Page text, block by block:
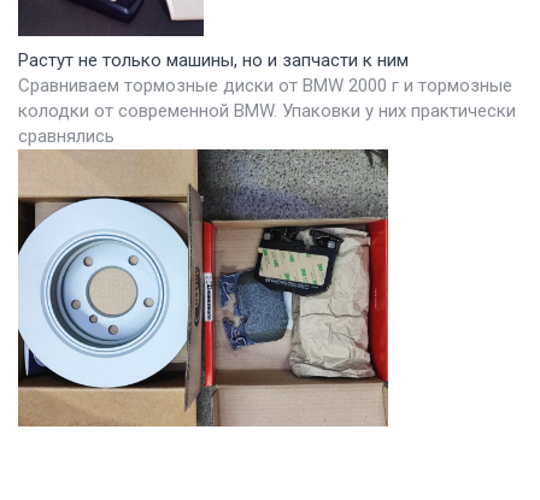
Растут не только машины, но и запчасти к ним
Сравниваем тормозные диски от BMW 2000 г и тормозные
колодки от современной BMW. Упаковки у них практически
сравнялись